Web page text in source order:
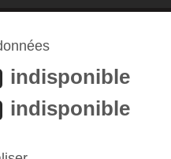
indisponible
indisponible